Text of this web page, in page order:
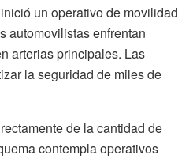
inició un operativo de movilidad
automovilistas enfrentan
arterias principales. Las
la seguridad de miles de
de la cantidad de
contempla operativos